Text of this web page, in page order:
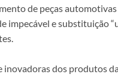
de peças automotivas
e substituição
inovadoras dos produtos